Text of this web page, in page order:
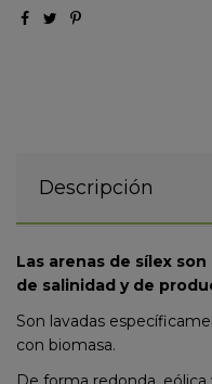
Descripción
Las arenas de sílex
de salinidad y de
Son lavadas
con biomasa.